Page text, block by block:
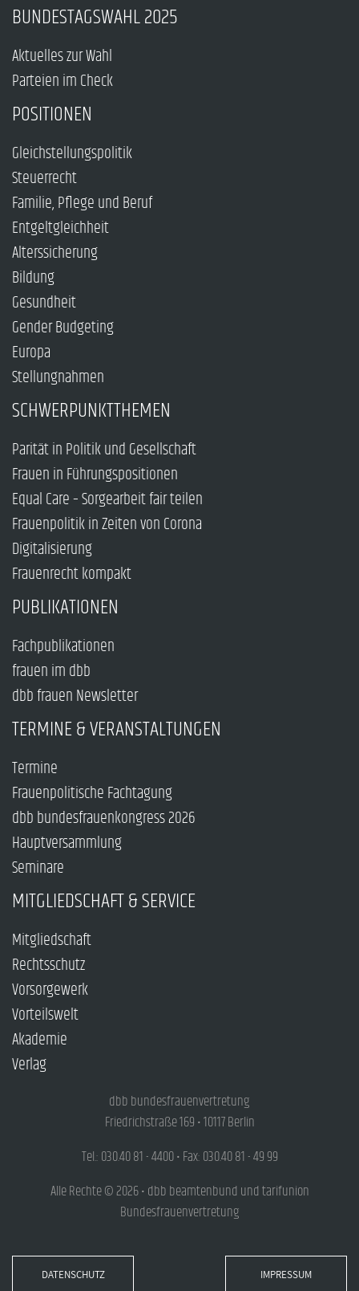
BUNDESTAGSWAHL 2025
Aktuelles zur Wahl
Parteien im Check
POSITIONEN
Gleichstellungspolitik
Steuerrecht
Familie, Pflege und Beruf
Entgeltgleichheit
Alterssicherung
Bildung
Gesundheit
Gender Budgeting
Europa
Stellungnahmen
SCHWERPUNKTTHEMEN
Parität in Politik und Gesellschaft
Frauen in Führungspositionen
Equal Care – Sorgearbeit fair teilen
Frauenpolitik in Zeiten von Corona
Digitalisierung
Frauenrecht kompakt
PUBLIKATIONEN
Fachpublikationen
frauen im dbb
dbb frauen Newsletter
TERMINE & VERANSTALTUNGEN
Termine
Frauenpolitische Fachtagung
dbb bundesfrauenkongress 2026
Hauptversammlung
Seminare
MITGLIEDSCHAFT & SERVICE
Mitgliedschaft
Rechtsschutz
Vorsorgewerk
Vorteilswelt
Akademie
Verlag
dbb bundesfrauenvertretung
Friedrichstraße 169 • 10117 Berlin
Tel.: 030.40 81 - 4400 • Fax: 030.40 81 - 49 99
Alle Rechte © 2026 • dbb beamtenbund und tarifunion
Bundesfrauenvertretung
DATENSCHUTZ IMPRESSUM